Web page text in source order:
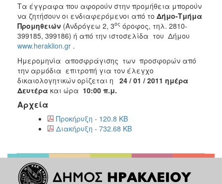
ΔΗΜΟΤΗΣ
ΗΡΑΚΛΕΙΟ
Τα έγγραφα που αφορούν στην προμήθεια μπορούν
να ζητήσουν οι ενδιαφερόμενοι από το Δήμο-Τμήμα
Προμηθειών (Ανδρόγεω 2, 3ος όροφος, τηλ. 2810-
399185, 399186) ή από την ιστοσελίδα του Δήμου
www.heraklion.gr .
Ημερομηνία αποσφράγισης των προσφορών από
την αρμόδια επιτροπή για τον έλεγχο
δικαιολογητικών ορίζεται η
24 / 01 / 2011 ημέρα
Δευτέρα και ώρα 10:00 π.μ.
Αρχεία
Προκήρυξη - 120.8 KB
Διακήρυξη - 732.68 KB